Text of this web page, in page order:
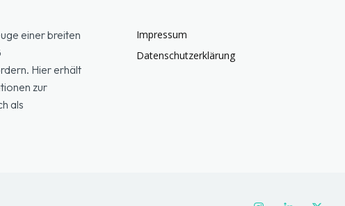
einer breiten
Hier erhält
zur
als
Impressum
Datenschutzerklärung